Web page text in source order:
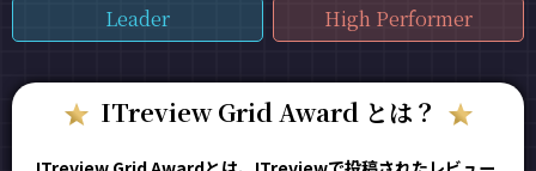
Leader High Performer
ITreview Grid Award とは？